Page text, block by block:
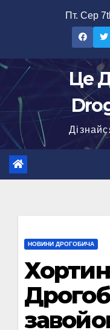
Пт. Сер
Це
НОВИНИ ДРОГОБИЧА